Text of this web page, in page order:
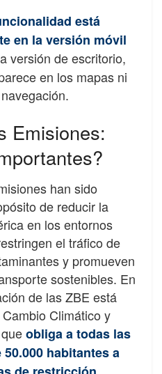
está
en la versión móvil
versión de escritorio,
en los mapas ni
Emisiones:
han sido
de reducir la
en los entornos
el tráfico de
y promueven
sostenibles. En
de las ZBE está
Climático y
obliga a todas las
habitantes a